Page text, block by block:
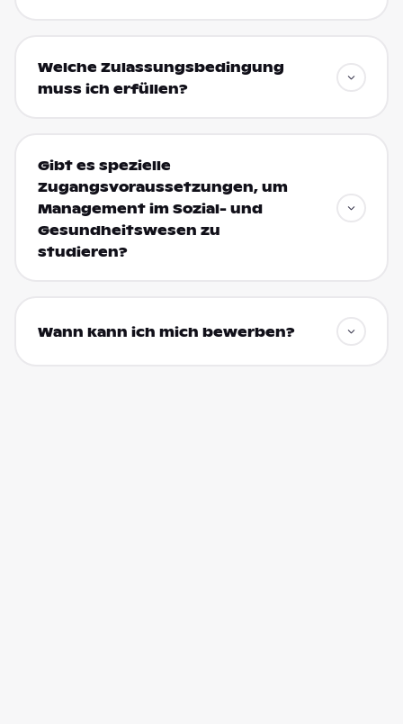
Welche Zulassungsbedingung
muss ich erfüllen?
Gibt es spezielle
Zugangsvoraussetzungen, um
Management im Sozial- und
Gesundheitswesen zu
studieren?
Wann kann ich mich bewerben?